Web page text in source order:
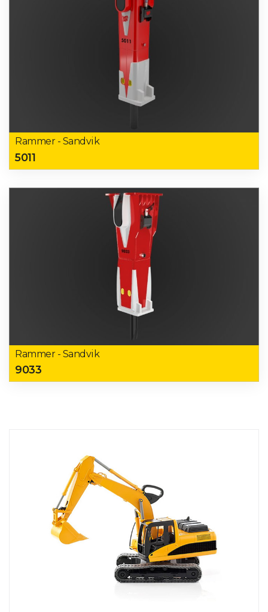
Rammer - Sandvik
5011
Rammer - Sandvik
9033